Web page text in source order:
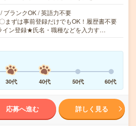
ブランクOK / 英語力不要
まずは事前登録だけでもOK！履歴書不要
イン登録★氏名・職種などを入力す…
30代 40代 50代 60代
応募へ進む 詳しく見る